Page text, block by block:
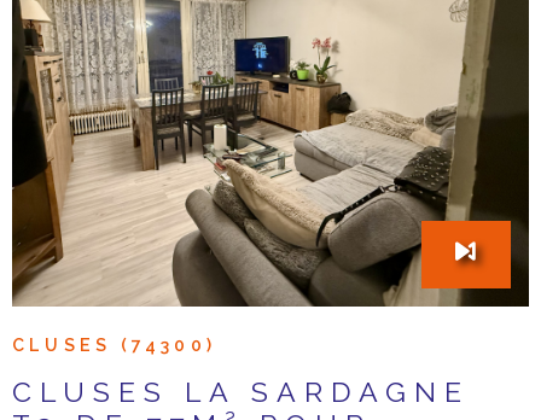
CLUSES (74300)
CLUSES LA SARDAGNE
VOIR LE BIEN